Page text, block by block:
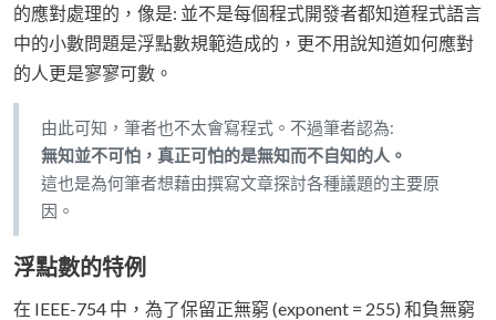
的應對處理的，像是: 並不是每個程式開發者都知道程式語言
中的小數問題是浮點數規範造成的，更不用說知道如何應對
的人更是寥寥可數。
由此可知，筆者也不太會寫程式。不過筆者認為:
無知並不可怕，真正可怕的是無知而不自知的人。
這也是為何筆者想藉由撰寫文章探討各種議題的主要原
因。
浮點數的特例
在 IEEE-754 中，為了保留正無窮 (exponent = 255) 和負無窮